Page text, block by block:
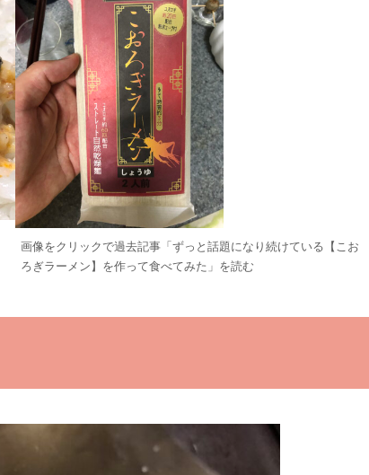
画像をクリックで過去記事「ずっと話題になり続けている【こお
ろぎラーメン】を作って食べてみた」を読む